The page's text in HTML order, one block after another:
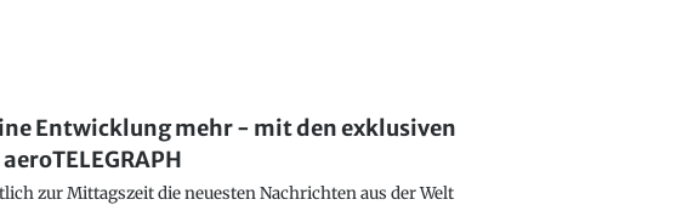
Entwicklung mehr - mit den exklusiven
zur Mittagszeit die neuesten Nachrichten aus der Welt